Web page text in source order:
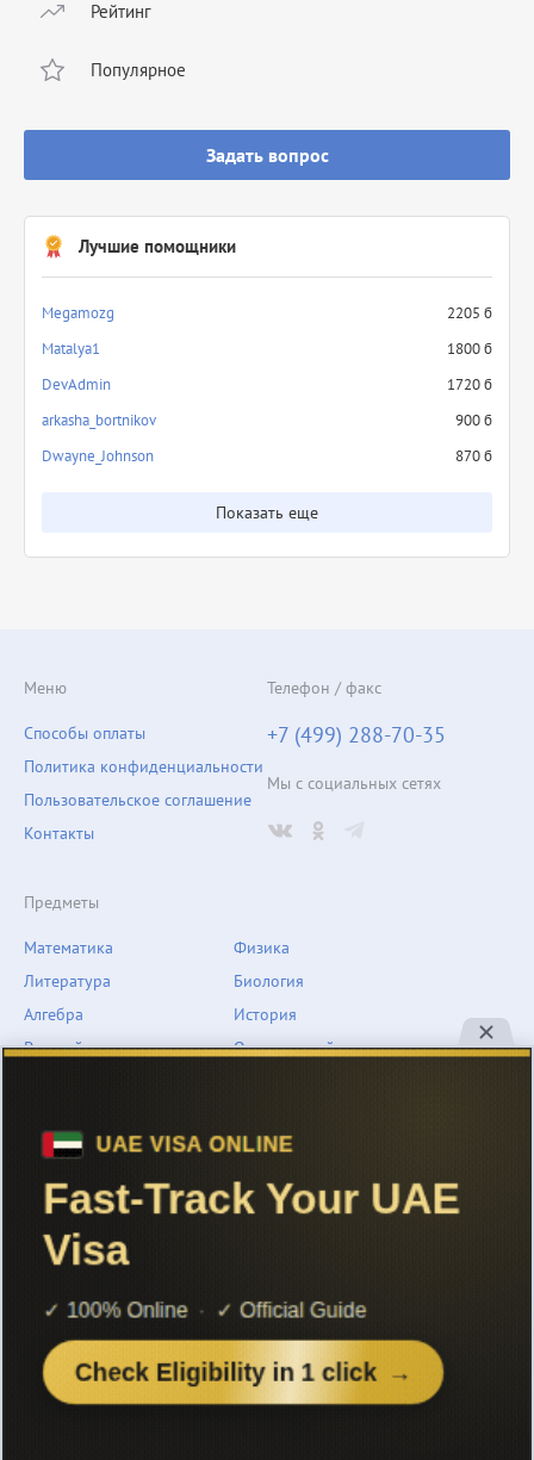
Рейтинг
Популярное
Задать вопрос
Лучшие помощники
Megamozg
2205 б
Matalya1
1800 б
DevAdmin
1720 б
arkasha_bortnikov
900 б
Dwayne_Johnson
870 б
Показать еще
Предметы
Математика
Литература
Алгебра
Русский язык
Физика
Биология
История
Окружающий мир
Обществознание
Английский язык
Немецкий язык
Технологии
Человек и мир
Музыка
ОБЖ
Другое
Меню
Способы оплаты
Политика конфиденциальности
Пользовательское соглашение
Контакты
Телефон / факс
+7 (499) 288-70-35
Мы с социальных сетях
support@znarium.com